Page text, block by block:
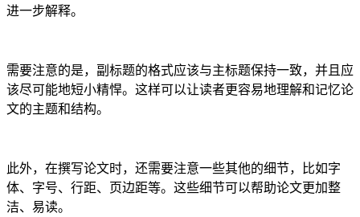
进一步解释。
需要注意的是，副标题的格式应该与主标题保持一致，并且应
该尽可能地短小精悍。这样可以让读者更容易地理解和记忆论
文的主题和结构。
此外，在撰写论文时，还需要注意一些其他的细节，比如字
体、字号、行距、页边距等。这些细节可以帮助论文更加整
洁、易读。